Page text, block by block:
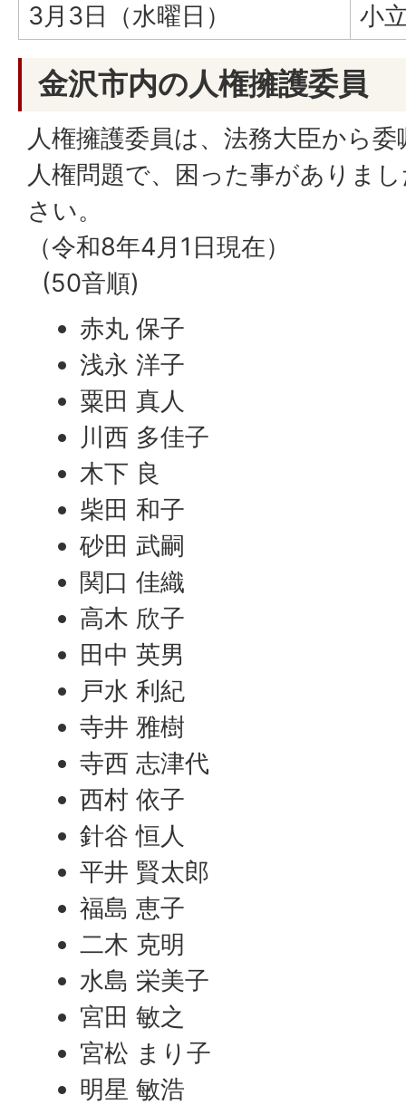
3月3日（水曜日）
小
金沢市内の人権擁護委員
人権擁護委員は、法務大臣から
人権問題で、困った事がありま
さい。
（令和8年4月1日現在）
(50音順)
赤丸 保子
浅永 洋子
粟田 真人
川西 多佳子
木下 良
柴田 和子
砂田 武嗣
関口 佳織
高木 欣子
田中 英男
戸水 利紀
寺井 雅樹
寺西 志津代
西村 依子
針谷 恒人
平井 賢太郎
福島 恵子
二木 克明
水島 栄美子
宮田 敏之
宮松 まり子
明星 敏浩